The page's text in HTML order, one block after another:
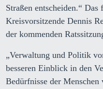
Straßen entscheiden.“
Kreisvorsitzende Dennis
der kommenden
„Verwaltung und Politik
besseren Einblick in den
Bedürfnisse der Menschen